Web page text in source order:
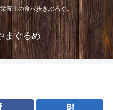
養士の食べ歩きぶろぐ。
まぐるめ